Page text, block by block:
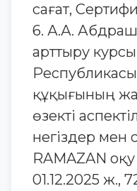
сағат,
6. А.А.
арттыру курсы
құқығының
өзекті
негіздер мен
RAMAZAN оқу
01.12.2025 ж.,